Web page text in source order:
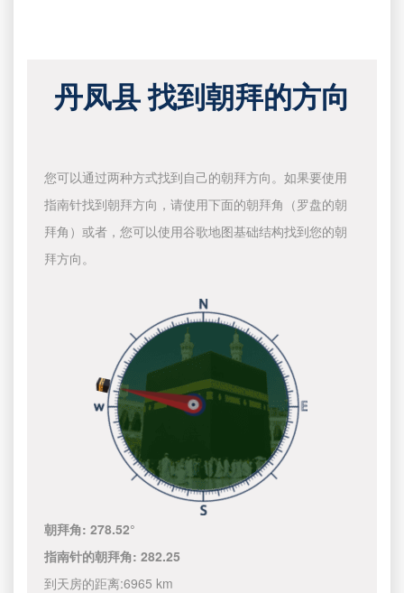
丹凤县 找到朝拜的方向
您可以通过两种方式找到自己的朝拜方向。如果要使用
指南针找到朝拜方向，请使用下面的朝拜角（罗盘的朝
拜角）或者，您可以使用谷歌地图基础结构找到您的朝
拜方向。
朝拜角:278.52°
指南针的朝拜角:282.25
到天房的距离:6965 km